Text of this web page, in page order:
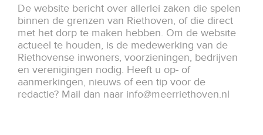
De website bericht over allerlei zaken die spelen
binnen de grenzen van Riethoven, of die direct
met het dorp te maken hebben. Om de website
actueel te houden, is de medewerking van de
Riethovense inwoners, voorzieningen, bedrijven
en verenigingen nodig. Heeft u op- of
aanmerkingen, nieuws of een tip voor de
redactie? Mail dan naar info@meerriethoven.nl